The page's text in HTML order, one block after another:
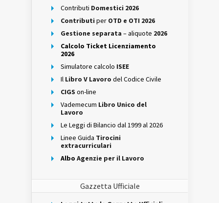
Contributi Domestici 2026
Contributi per OTD e OTI 2026
Gestione separata – aliquote 2026
Calcolo Ticket Licenziamento
2026
Simulatore calcolo ISEE
Il Libro V Lavoro del Codice Civile
CIGS on-line
Vademecum Libro Unico del
Lavoro
Le Leggi di Bilancio dal 1999 al 2026
Linee Guida Tirocini
extracurriculari
Albo Agenzie per il Lavoro
Gazzetta Ufficiale